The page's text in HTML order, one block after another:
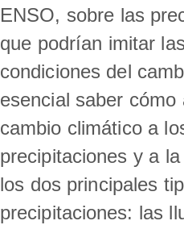
ENSO, sobre las
que podrían imitar
condiciones del
esencial saber cómo
cambio climático a
precipitaciones y a
los dos principales
precipitaciones: las